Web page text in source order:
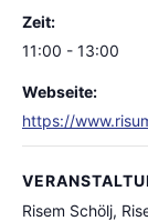
Zeit:
11:00 - 13:00
Webseite:
https://
Risem Schölj,